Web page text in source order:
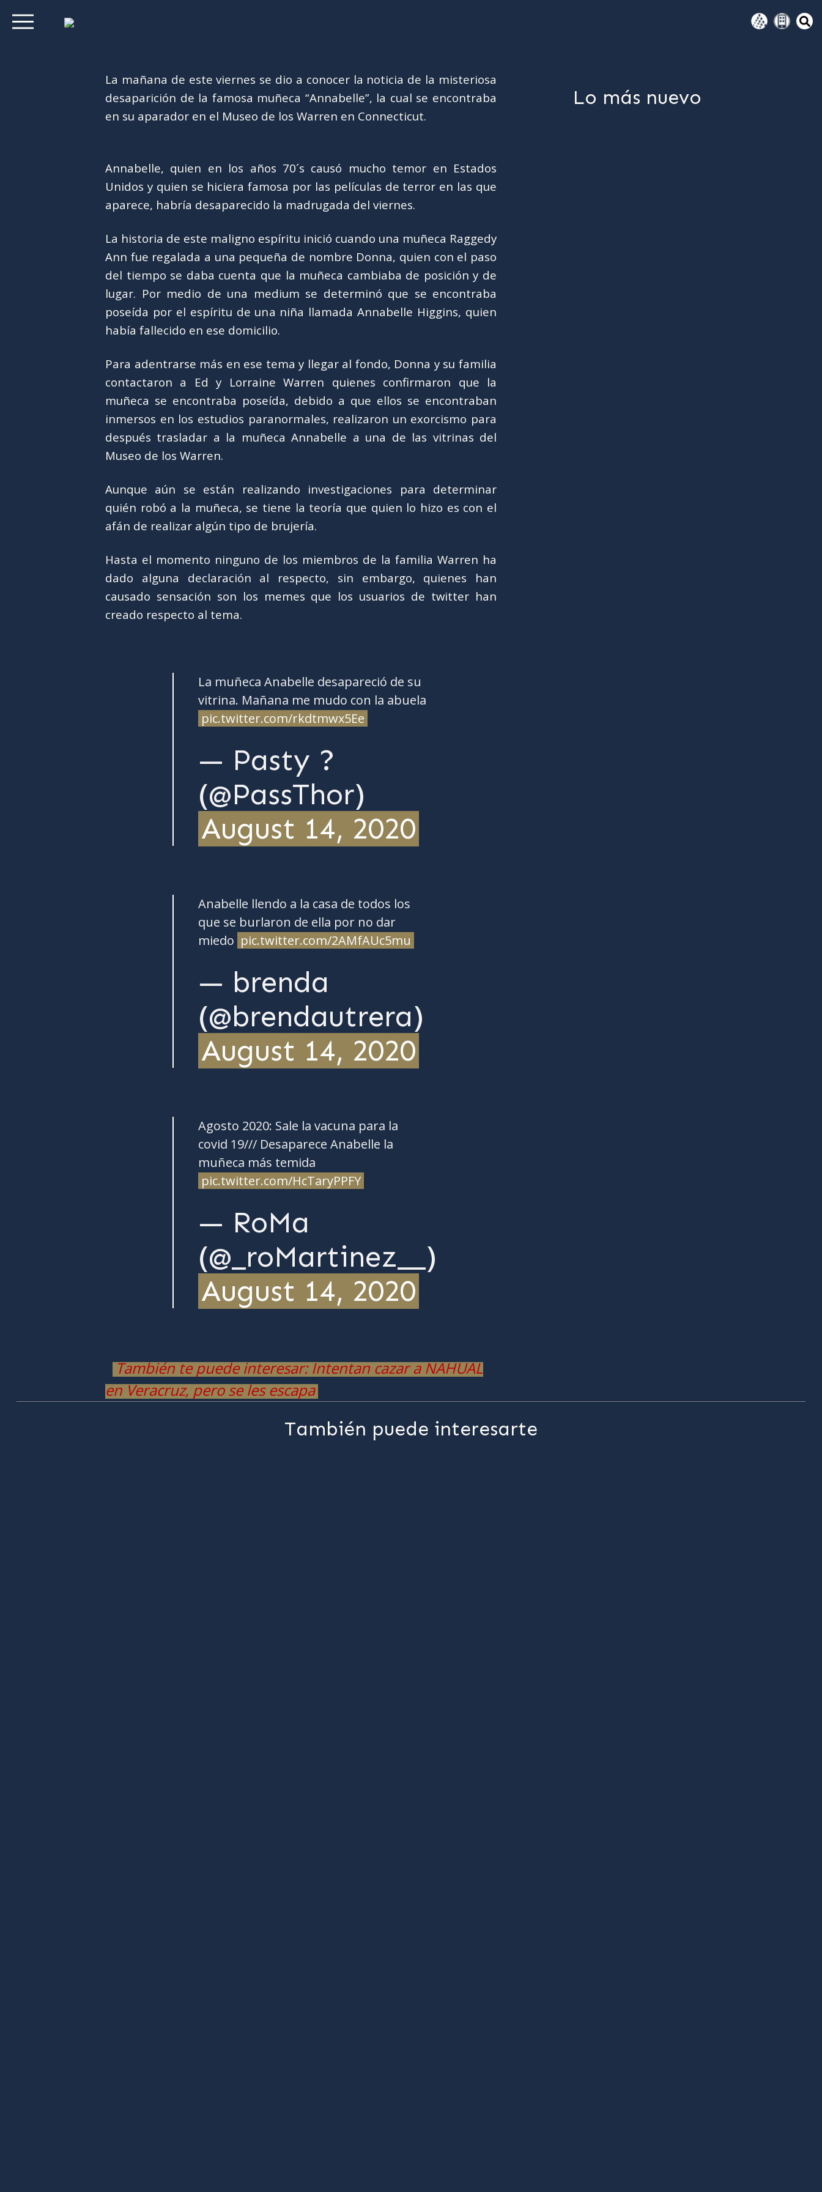
La mañana de este viernes se dio a conocer la noticia de la misteriosa
desaparición de la famosa muñeca “Annabelle”, la cual se encontraba
en su aparador en el Museo de los Warren en Connecticut.
Annabelle, quien en los años 70´s causó mucho temor en Estados
Unidos y quien se hiciera famosa por las películas de terror en las que
aparece, habría desaparecido la madrugada del viernes.
La historia de este maligno espíritu inició cuando una muñeca Raggedy
Ann fue regalada a una pequeña de nombre Donna, quien con el paso
del tiempo se daba cuenta que la muñeca cambiaba de posición y de
lugar. Por medio de una medium se determinó que se encontraba
poseída por el espíritu de una niña llamada Annabelle Higgins, quien
había fallecido en ese domicilio.
Para adentrarse más en ese tema y llegar al fondo, Donna y su familia
contactaron a Ed y Lorraine Warren quienes confirmaron que la
muñeca se encontraba poseída, debido a que ellos se encontraban
inmersos en los estudios paranormales, realizaron un exorcismo para
después trasladar a la muñeca Annabelle a una de las vitrinas del
Museo de los Warren.
Aunque aún se están realizando investigaciones para determinar
quién robó a la muñeca, se tiene la teoría que quien lo hizo es con el
afán de realizar algún tipo de brujería.
Hasta el momento ninguno de los miembros de la familia Warren ha
dado alguna declaración al respecto, sin embargo, quienes han
causado sensación son los memes que los usuarios de twitter han
creado respecto al tema.
La muñeca Anabelle desapareció de su
vitrina. Mañana me mudo con la abuela
pic.twitter.com/rkdtmwx5Ee
— Pasty ?
(@PassThor)
August 14, 2020
Anabelle llendo a la casa de todos los
que se burlaron de ella por no dar
miedo pic.twitter.com/2AMfAUc5mu
— brenda
(@brendautrera)
August 14, 2020
Agosto 2020: Sale la vacuna para la
covid 19/// Desaparece Anabelle la
muñeca más temida
pic.twitter.com/HcTaryPPFY
— RoMa
(@_roMartinez__)
August 14, 2020
También te puede interesar: Intentan cazar a NAHUAL
en Veracruz, pero se les escapa
Lo más nuevo
También puede interesarte